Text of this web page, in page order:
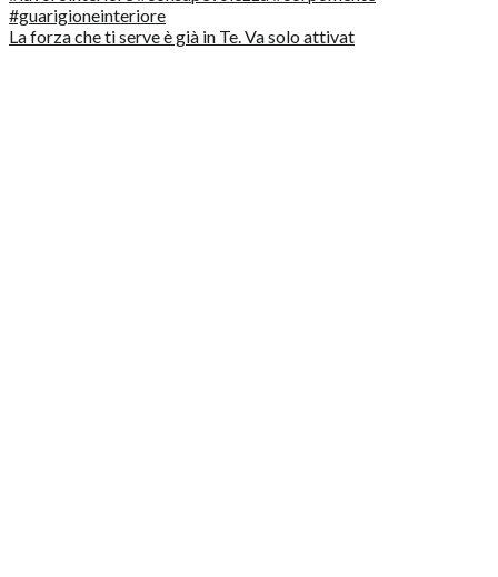
La forza che ti serve è già in Te. Va solo attivat